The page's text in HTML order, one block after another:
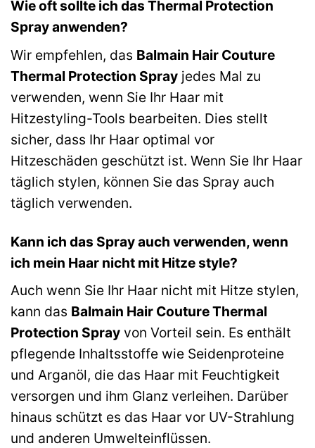
Wie oft sollte ich das Thermal Protection
Spray anwenden?
Wir empfehlen, das Balmain Hair Couture
Thermal Protection Spray jedes Mal zu
verwenden, wenn Sie Ihr Haar mit
Hitzestyling-Tools bearbeiten. Dies stellt
sicher, dass Ihr Haar optimal vor
Hitzeschäden geschützt ist. Wenn Sie Ihr Haar
täglich stylen, können Sie das Spray auch
täglich verwenden.
Kann ich das Spray auch verwenden, wenn
ich mein Haar nicht mit Hitze style?
Auch wenn Sie Ihr Haar nicht mit Hitze stylen,
kann das Balmain Hair Couture Thermal
Protection Spray von Vorteil sein. Es enthält
pflegende Inhaltsstoffe wie Seidenproteine
und Arganöl, die das Haar mit Feuchtigkeit
versorgen und ihm Glanz verleihen. Darüber
hinaus schützt es das Haar vor UV-Strahlung
und anderen Umwelteinflüssen.